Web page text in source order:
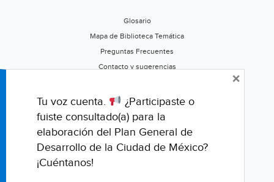
Glosario
Mapa de Biblioteca Temática
Preguntas Frecuentes
Contacto y sugerencias
Califica este portal
Tu voz cuenta.
¿Participaste o
fuiste consultado(a) para la
elaboración del Plan General de
Desarrollo de la Ciudad de México?
¡Cuéntanos!
×